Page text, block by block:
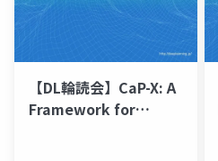
【DL輪読会】CaP-X: A
Framework for